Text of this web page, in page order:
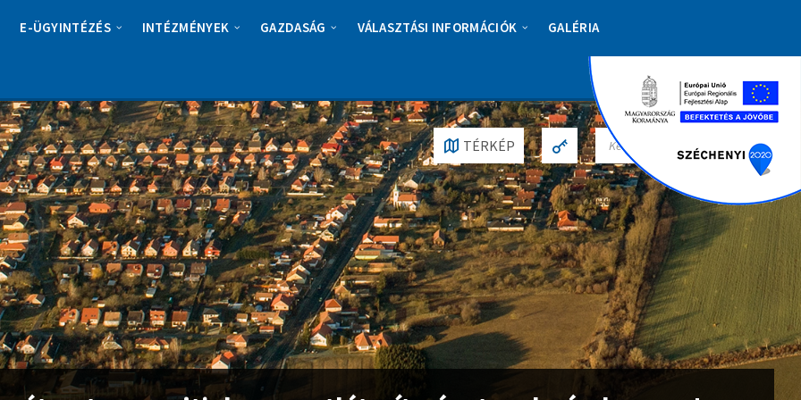
E-ÜGYINTÉZÉS INTÉZMÉNYEK GAZDASÁG VÁLASZTÁSI INFORMÁCIÓK GALÉRIA
TÉRKÉP
A
R
C
H
: